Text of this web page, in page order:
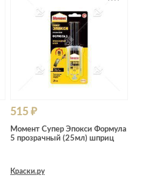
515 ₽
Момент Супер Эпокси Формула
5 прозрачный (25мл) шприц
Краски.ру